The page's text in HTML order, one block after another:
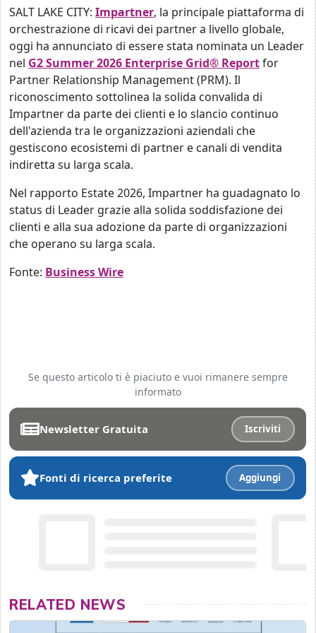
SALT LAKE CITY: Impartner, la principale piattaforma di
orchestrazione di ricavi dei partner a livello globale,
oggi ha annunciato di essere stata nominata un Leader
nel G2 Summer 2026 Enterprise Grid® Reportfor
Partner Relationship Management (PRM). Il
riconoscimento sottolinea la solida convalida di
Impartner da parte dei clienti e lo slancio continuo
dell'azienda tra le organizzazioni aziendali che
gestiscono ecosistemi di partner e canali di vendita
indiretta su larga scala.
Nel rapporto Estate 2026, Impartner ha guadagnato lo
status di Leader grazie alla solida soddisfazione dei
clienti e alla sua adozione da parte di organizzazioni
che operano su larga scala.
Fonte: Business Wire
Se questo articolo ti è piaciuto e vuoi rimanere sempre
informato
Newsletter Gratuita Iscriviti
Fonti di ricerca preferite Aggiungi
RELATED NEWS